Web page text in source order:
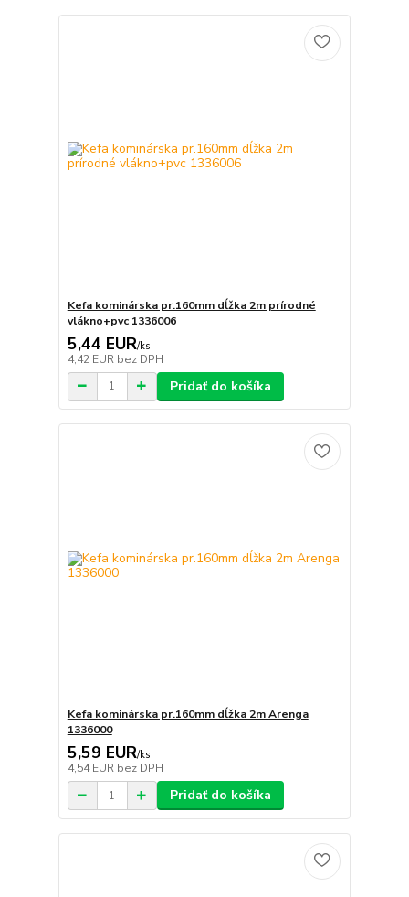
Kefa kominárska pr.160mm dĺžka 2m prírodné
vlákno+pvc 1336006
5,44 EUR/ks
4,42 EUR bez DPH
Pridať do košíka
Kefa kominárska pr.160mm dĺžka 2m Arenga
1336000
5,59 EUR/ks
4,54 EUR bez DPH
Pridať do košíka